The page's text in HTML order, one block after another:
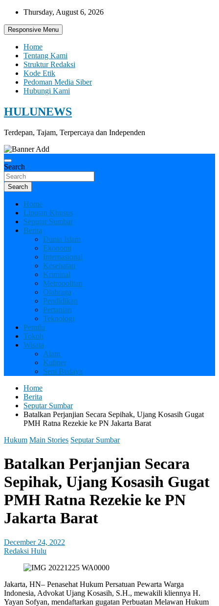
Skip
content
Thursday, August 6, 2026
Responsive Menu
Home
Tentang Kami
Struktur Redaksi
Kode Etik
Pedoman Media Siber
Hubungi Kami
HULUNEWS
Terdepan, Tajam, Terpercaya dan Independen
Search
Search
Home
Liputan Khusus
Seputar Sumbar
Berita
Dunia Islam
Ekonomi
Internasional
Kesehatan
Kriminal
Metropolitan
Olahraga
Pendidikan
Pertanian
Teknologi
Pemilu
Tokoh
Wisata
Alam
Kuliner
Seni Budaya
Home
Berita
Seputar Sumbar
Batalkan Perjanjian Secara Sepihak, Ujang Kosasih Gugat
PMH Ratna Rezekie ke PN Jakarta Barat
Hukum Main Stories Seputar Sumbar
Batalkan Perjanjian Secara
Sepihak, Ujang Kosasih Gugat
PMH Ratna Rezekie ke PN
Jakarta Barat
December 24, 2022
Redaksi Hulu
Jakarta, HN– Penasehat Hukum Persatuan Pewarta Warga
Indonesia, Advokat Ujang Kosasih, S.H., mewakili kliennya H.
Yayan Sofyan, mendaftarkan gugatan Perbuatan Melawan Hukum